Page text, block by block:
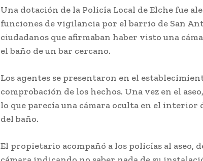
Una dotación de la Policía Local de Elche fue
funciones de vigilancia por el barrio de San
ciudadanos que afirmaban haber visto una
el baño de un bar cercano.
Los agentes se presentaron en el
comprobación de los hechos. Una vez en el
lo que parecía una cámara oculta en el
del baño.
El propietario acompañó a los policías al aseo,